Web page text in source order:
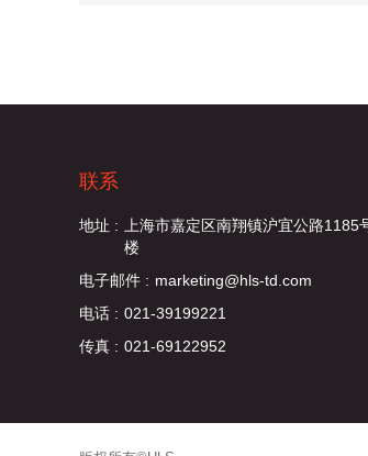
联系
地址 :
上海市嘉定区南翔镇沪宜公路1185
楼
电子邮件 : marketing@hls-td.com
电话 : 021-39199221
传真 : 021-69122952